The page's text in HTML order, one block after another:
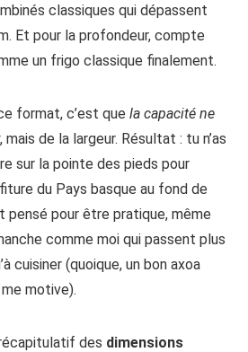
classiques qui dépassent
Et pour la profondeur, compte
un frigo classique finalement.
format, c’est que la capacité ne
, mais de la largeur. Résultat : tu n’as
sur la pointe des pieds pour
du Pays basque au fond de
pensé pour être pratique, même
comme moi qui passent plus
cuisiner (quoique, un bon axoa
me motive).
des dimensions